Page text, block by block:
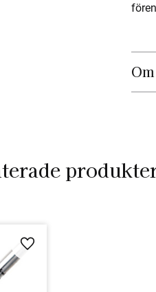
Lägg till i favoriter